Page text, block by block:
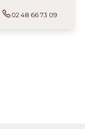
02 48 66 73 09